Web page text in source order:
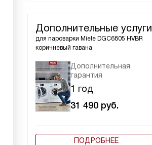
Дополнительные услуги
для пароварки Miele DGC6805 HVBR
коричневый гавана
Дополнительная
гарантия
1 год
31 490 руб.
ПОДРОБНЕЕ